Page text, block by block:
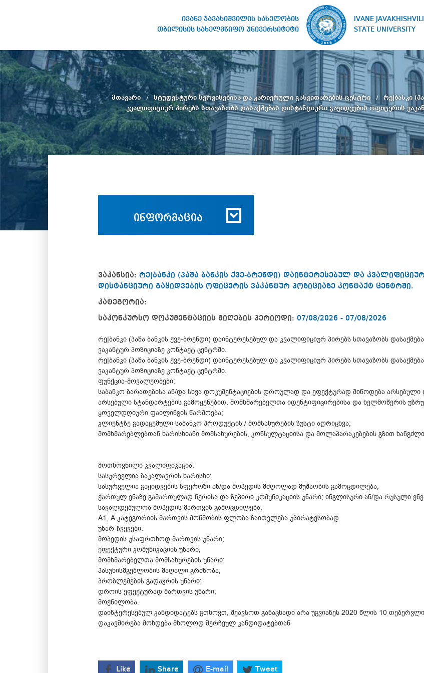
ივანე ჯავახიშვილის სახელობის
თბილისის სახელმწიფო უნივერსიტეტი
IVANE
STATE UNIVERSITY
სახელობის თბილისის
სახელმწიფო უნივერსიტეტი
მთავარი სტუდენტური სერვისებისა და კარიერული განვითარების ცენტრი
რე|ბანკი
კვალიფიციურ პირებს სთავაზობს დასაქმებას დისტანციური გაყიდვების ოფიცერის
ინფორმაცია
ვაკანსია: რე|ბანკი (პაშა ბანკის ქვე-ბრენდი) დაინტერესებულ და
დისტანციური გაყიდვების ოფიცერის ვაკანტურ პოზიციაზე კონტაქტ ცენტრში.
კატეგორია:
საკონკურსო დოკუმენტაციის მიღების პერიოდი: 07/08/2026 - 07/08/2026
რე|ბანკი (პაშა ბანკის ქვე-ბრენდი) დაინტერესებულ და კვალიფიციურ პირებს სთავაზობს
ვაკანტურ პოზიციაზე კონტაქტ ცენტრში.
რე|ბანკი (პაშა ბანკის ქვე-ბრენდი) დაინტერესებულ და კვალიფიციურ პირებს სთავაზობს
ვაკანტურ პოზიციაზე კონტაქტ ცენტრში.
ფუნქცია-მოვალეობები:
საბანკო ბარათებისა ან/და სხვა დოკუმენტაციების დროულად და ეფექტურად მიწოდება არსებული
არსებული სტანდარტების გამოყენებით, მომხმარებელთა იდენტიფიცირებისა და ხელმოწერის
ყოველდღიური ფაილინგის წარმოება;
კლიენტზე გადაცემული საბანკო პროდუქტის / მომსახურების ზუსტი აღრიცხვა;
მომხმარებლებთან ხარისხიანი მომსახურების, კონსულტაციისა და მოლაპარაკებების გზით
მოთხოვნილი კვალიფიკაცია:
სასურველია ბაკალავრის ხარისხი;
სასურველია გაყიდვების სფეროში ან/და მოპედის მძღოლად მუშაობის გამოცდილება;
ქართულ ენაზე გამართულად წერისა და ზეპირი კომუნიკაციის უნარი; ინგლისური ან/და რუსული
სავალდებულოა მოპედის მართვის გამოცდილება;
A1, A კატეგორიის მართვის მოწმობის ფლობა ჩაითვლება უპირატესობად.
უნარ-ჩვევები:
მოპედის უსაფრთხოდ მართვის უნარი;
ეფექტური კომუნიკაციის უნარი;
მომხმარებელთა მომსახურების უნარი;
პასუხისმგებლობის მაღალი გრძნობა;
პრობლემების გადაჭრის უნარი;
დროის ეფექტურად მართვის უნარი;
მოქნილობა.
დაინტერესებულ კანდიდატებს გთხოვთ, შეავსოთ განაცხადი არა უგვიანეს 2020 წლის 10
დაკავშირება მოხდება მხოლოდ შერჩეულ კანდიდატებთან
Like Share E-mail Tweet